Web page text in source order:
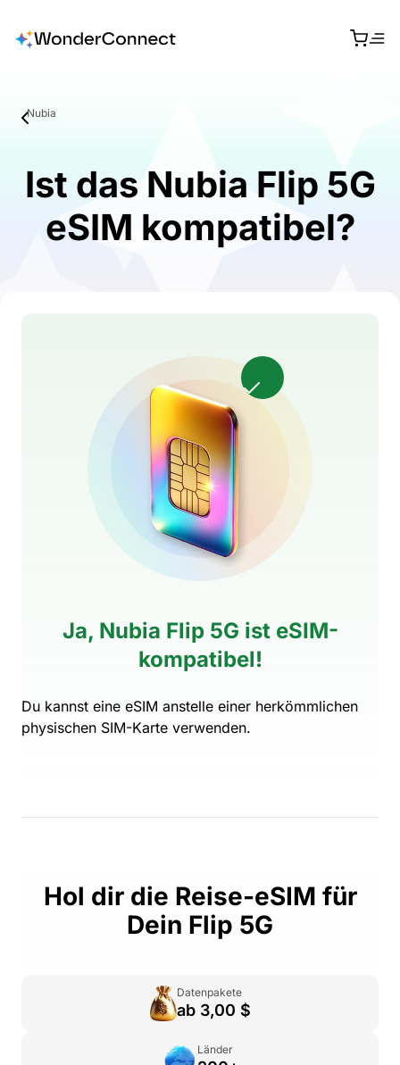
Nubia
Ist das Nubia Flip 5G
eSIM kompatibel?
Ja, Nubia Flip 5G ist eSIM-
kompatibel!
Du kannst eine eSIM anstelle einer herkömmlichen
physischen SIM-Karte verwenden.
Hol dir die Reise-eSIM für
Dein Flip 5G
Datenpakete
ab 3,00 $
Länder